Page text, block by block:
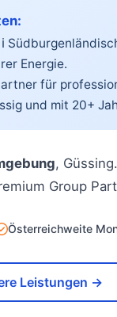
ℹ️
Energie.
für
und mit 20+
,
Group
Österreichweite
Leistungen →